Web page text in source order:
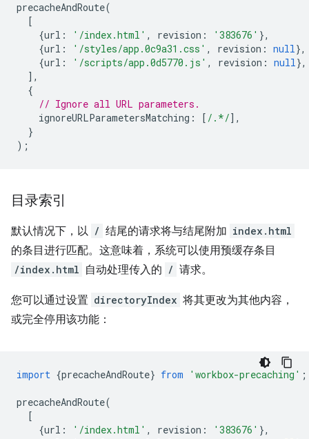
precacheAndRoute(
[
{url : '/index.html' , revision : '383676' },
{url : '/styles/app.0c9a31.css' , revision : null},
{url : '/scripts/app.0d5770.js' , revision : null},
],
{
// Ignore all URL parameters.
ignoreURLParametersMatching : [ /.*/],
}
);
目录索引
默认情况下，以 / 结尾的请求将与结尾附加 index.html
的条目进行匹配。这意味着，系统可以使用预缓存条目
/index.html 自动处理传入的 / 请求。
您可以通过设置 directoryIndex 将其更改为其他内容，
或完全停用该功能：
import {precacheAndRoute} from 'workbox-precaching' ;
precacheAndRoute(
[
{url : '/index.html' , revision : '383676' },